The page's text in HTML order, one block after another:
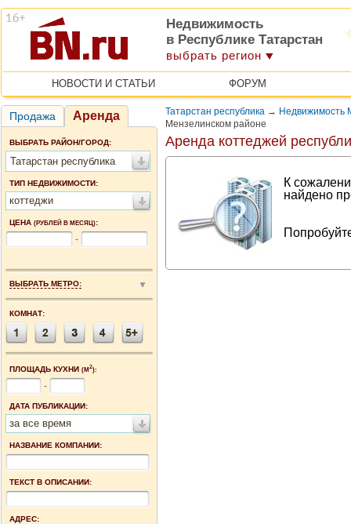
Недвижимость
в Республике Татарстан
выбрать регион
НОВОСТИ И СТАТЬИ ФОРУМ
Продажа Аренда
ВЫБРАТЬ РАЙОН/ГОРОД:
Татарстан республика
ТИП НЕДВИЖИМОСТИ:
коттеджи
ЦЕНА (РУБЛЕЙ В МЕСЯЦ):
-
ВЫБРАТЬ МЕТРО:
КОМНАТ:
ПЛОЩАДЬ КУХНИ (М2):
-
ДАТА ПУБЛИКАЦИИ:
за все время
НАЗВАНИЕ КОМПАНИИ:
ТЕКСТ В ОПИСАНИИ:
АДРЕС:
Татарстан республика → Недвижимость
Мензелинском районе
Аренда коттеджей
К
найдено